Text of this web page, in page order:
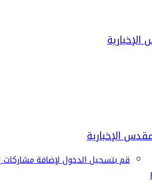
قم بتسجيل الدخول لإضافة مشاركات